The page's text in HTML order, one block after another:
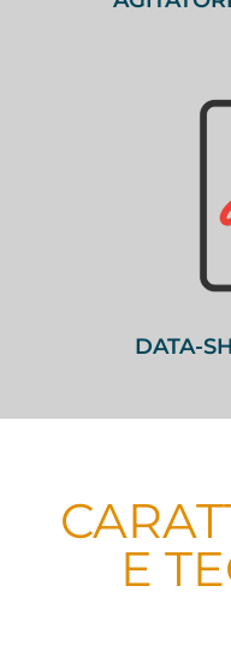
DATA-
E